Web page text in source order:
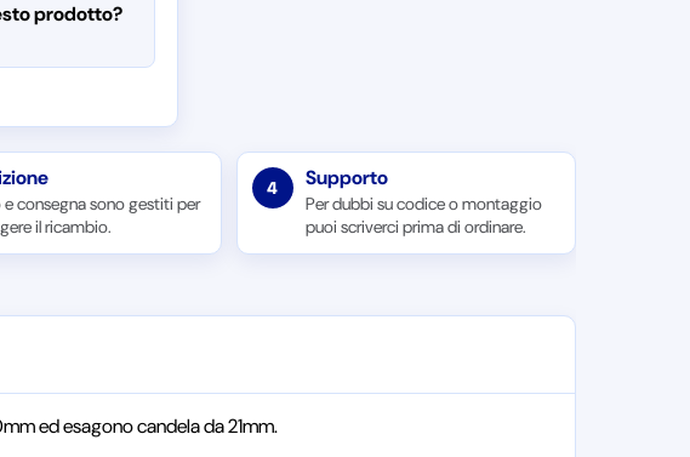
prodotto?
e consegna sono gestiti per
il ricambio.
4 Supporto
Per dubbi su codice o montaggio
puoi scriverci prima di ordinare.
ed esagono candela da 21mm.